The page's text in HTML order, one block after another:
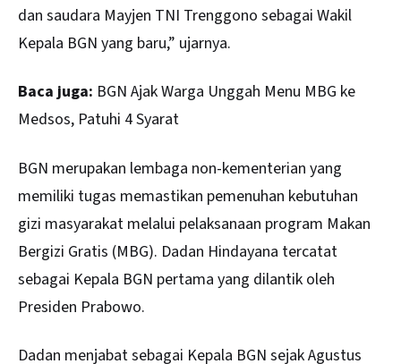
dan saudara Mayjen TNI Trenggono sebagai Wakil
Kepala BGN yang baru,” ujarnya.
Baca juga: BGN Ajak Warga Unggah Menu MBG ke
Medsos, Patuhi 4 Syarat
BGN merupakan lembaga non-kementerian yang
memiliki tugas memastikan pemenuhan kebutuhan
gizi masyarakat melalui pelaksanaan program Makan
Bergizi Gratis (MBG). Dadan Hindayana tercatat
sebagai Kepala BGN pertama yang dilantik oleh
Presiden Prabowo.
Dadan menjabat sebagai Kepala BGN sejak Agustus